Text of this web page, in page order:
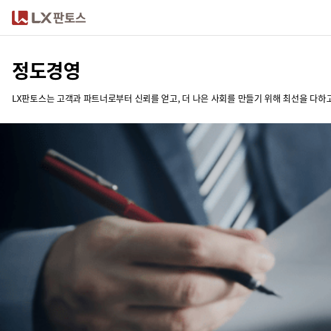
정도경영
LX판토스는 고객과 파트너로부터 신뢰를 얻고, 더 나은 사회를 만들기 위해 최선을 다하